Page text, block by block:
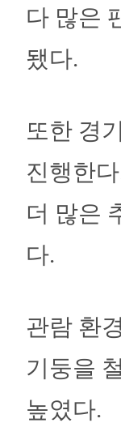
다 많은
됐다.
또한 경
진행한
더 많은
다.
관람 환
기둥을
높였다.